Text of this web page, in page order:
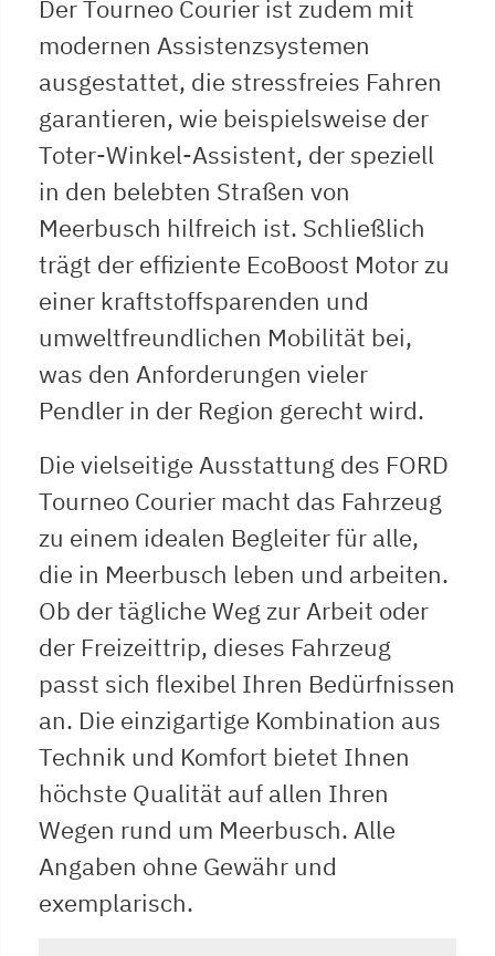
Der Tourneo Courier ist zudem mit
modernen Assistenzsystemen
ausgestattet, die stressfreies Fahren
garantieren, wie beispielsweise der
Toter-Winkel-Assistent, der speziell
in den belebten Straßen von
Meerbusch hilfreich ist. Schließlich
trägt der effiziente EcoBoost Motor zu
einer kraftstoffsparenden und
umweltfreundlichen Mobilität bei,
was den Anforderungen vieler
Pendler in der Region gerecht wird.
Die vielseitige Ausstattung des FORD
Tourneo Courier macht das Fahrzeug
zu einem idealen Begleiter für alle,
die in Meerbusch leben und arbeiten.
Ob der tägliche Weg zur Arbeit oder
der Freizeittrip, dieses Fahrzeug
passt sich flexibel Ihren Bedürfnissen
an. Die einzigartige Kombination aus
Technik und Komfort bietet Ihnen
höchste Qualität auf allen Ihren
Wegen rund um Meerbusch. Alle
Angaben ohne Gewähr und
exemplarisch.